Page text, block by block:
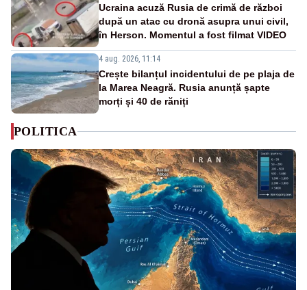
Ucraina acuză Rusia de crimă de război
după un atac cu dronă asupra unui civil,
în Herson. Momentul a fost filmat VIDEO
4 aug. 2026, 11:14
Crește bilanțul incidentului de pe plaja de
la Marea Neagră. Rusia anunță șapte
morți și 40 de răniți
POLITICA